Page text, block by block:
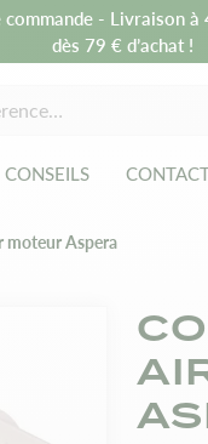
- Livraison
dès 79 € d’achat !
CONSEILS
moteur Aspera